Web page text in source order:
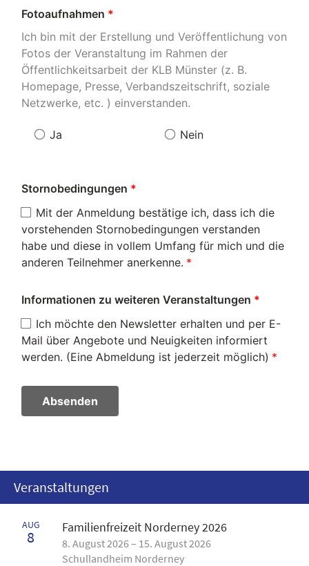
Fotoaufnahmen
Ich bin mit der Erstellung und Veröffentlichung von
Fotos der Veranstaltung im Rahmen der
Öffentlichkeitsarbeit der KLB Münster (z. B.
Homepage, Presse, Verbandszeitschrift, soziale
Netzwerke, etc. ) einverstanden.
Ja Nein
Stornobedingungen
Mit der Anmeldung bestätige ich, dass ich die
vorstehenden Stornobedingungen verstanden
habe und diese in vollem Umfang für mich und die
anderen Teilnehmer anerkenne.
Informationen zu weiteren Veranstaltungen
Ich möchte den Newsletter erhalten und per E-
Mail über Angebote und Neuigkeiten informiert
werden. (Eine Abmeldung ist jederzeit möglich)
Absenden
Veranstaltungen
AUG
8
Familienfreizeit Norderney 2026
8. August 2026 – 15. August 2026
Schullandheim Norderney